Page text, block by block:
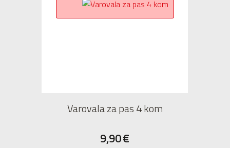
Varovala za pas 4 kom
9,90€